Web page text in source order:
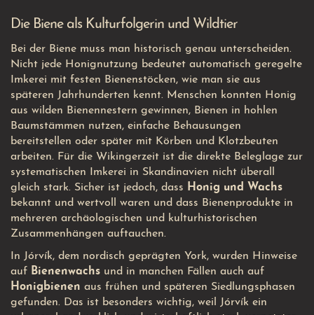
Die Biene als Kulturfolgerin und Wildtier
Bei der Biene muss man historisch genau unterscheiden.
Nicht jede Honignutzung bedeutet automatisch geregelte
Imkerei mit festen Bienenstöcken, wie man sie aus
späteren Jahrhunderten kennt. Menschen konnten Honig
aus wilden Bienennestern gewinnen, Bienen in hohlen
Baumstämmen nutzen, einfache Behausungen
bereitstellen oder später mit Körben und Klotzbeuten
arbeiten. Für die Wikingerzeit ist die direkte Beleglage zur
systematischen Imkerei in Skandinavien nicht überall
gleich stark. Sicher ist jedoch, dass Honig und Wachs
bekannt und wertvoll waren und dass Bienenprodukte in
mehreren archäologischen und kulturhistorischen
Zusammenhängen auftauchen.
In Jórvík, dem nordisch geprägten York, wurden Hinweise
auf Bienenwachs und in manchen Fällen auch auf
Honigbienen aus frühen und späteren Siedlungsphasen
gefunden. Das ist besonders wichtig, weil Jórvík ein